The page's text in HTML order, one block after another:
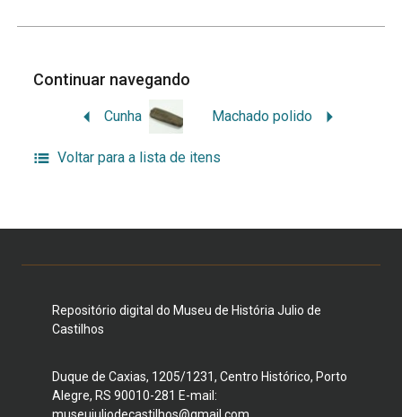
Continuar navegando
Cunha Machado polido
Voltar para a lista de itens
Repositório digital do Museu de História Julio de
Castilhos
Duque de Caxias, 1205/1231, Centro Histórico, Porto
Alegre, RS 90010-281 E-mail: